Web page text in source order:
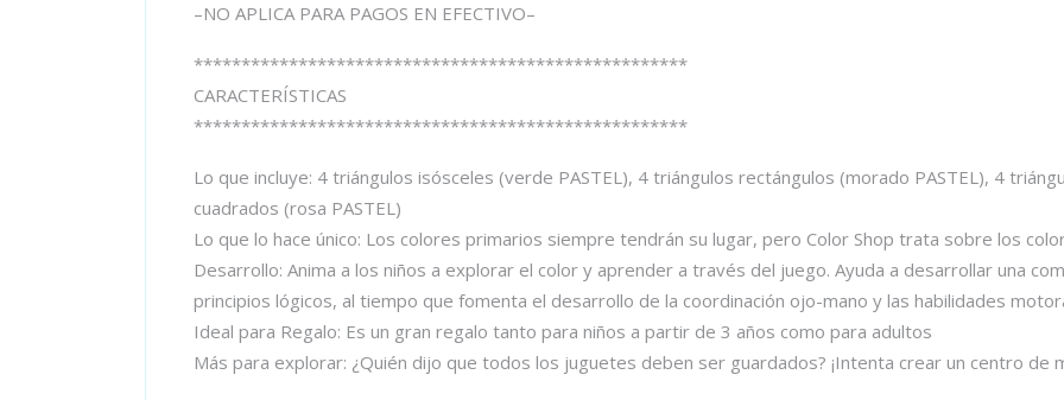
–NO APLICA PARA PAGOS EN EFECTIVO–
****************************************************
CARACTERÍSTICAS
****************************************************
Lo que incluye: 4 triángulos isósceles (verde PASTEL), 4 triángulos rectángulos (morado PASTEL), 4
cuadrados (rosa PASTEL)
Lo que lo hace único: Los colores primarios siempre tendrán su lugar, pero Color Shop trata sobre los
Desarrollo: Anima a los niños a explorar el color y aprender a través del juego. Ayuda a desarrollar una
principios lógicos, al tiempo que fomenta el desarrollo de la coordinación ojo-mano y las habilidades
Ideal para Regalo: Es un gran regalo tanto para niños a partir de 3 años como para adultos
Más para explorar: ¿Quién dijo que todos los juguetes deben ser guardados? ¡Intenta crear un centro de